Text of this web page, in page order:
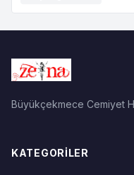
Büyükçekmece Cemiyet
KATEGORILER